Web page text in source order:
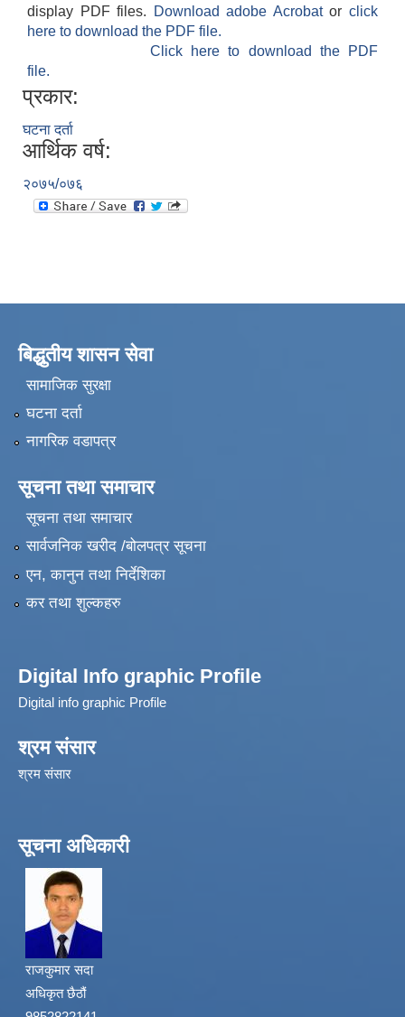
display PDF files.
Download adobe Acrobatorclick
here to download the PDF file.
Click here to download the PDF
file.
प्रकार:
घटना दर्ता
आर्थिक वर्ष:
२०७५/०७६
बिद्धुतीय शासन सेवा
सामाजिक सुरक्षा
घटना दर्ता
नागरिक वडापत्र
सूचना तथा समाचार
सूचना तथा समाचार
सार्वजनिक खरीद /बोलपत्र सूचना
एन, कानुन तथा निर्देशिका
कर तथा शुल्कहरु
Digital Info graphic Profile
Digital info graphic Profile
श्रम संसार
श्रम संसार
सूचना अधिकारी
राजकुमार सदा
अधिकृत छैठौं